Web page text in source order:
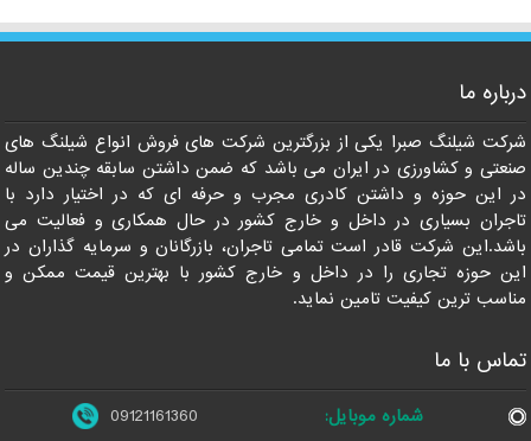
درباره ما
شرکت شیلنگ صبرا یکی از بزرگترین شرکت های فروش انواع شیلنگ های
صنعتی و کشاورزی در ایران می باشد که ضمن داشتن سابقه چندین ساله
در این حوزه و داشتن کادری مجرب و حرفه ای که در اختیار دارد با
تاجران بسیاری در داخل و خارج کشور در حال همکاری و فعالیت می
باشد.این شرکت قادر است تمامی تاجران، بازرگانان و سرمایه گذاران در
این حوزه تجاری را در داخل و خارج کشور با بهترین قیمت ممکن و
مناسب ترین کیفیت تامین نماید.
تماس با ما
شماره موبایل:
09121161360